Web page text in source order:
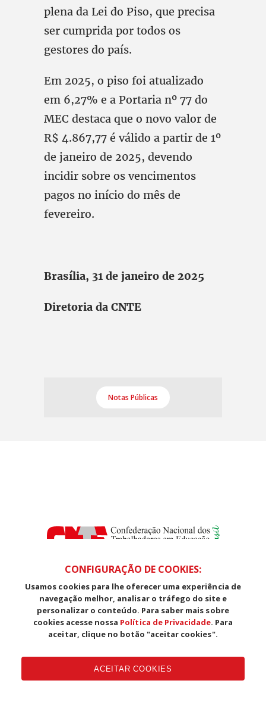
plena da Lei do Piso, que precisa
ser cumprida por todos os
gestores do país.
Em 2025, o piso foi atualizado
em 6,27% e a Portaria nº 77 do
MEC destaca que o novo valor de
R$ 4.867,77 é válido a partir de 1º
de janeiro de 2025, devendo
incidir sobre os vencimentos
pagos no início do mês de
fevereiro.
Brasília, 31 de janeiro de 2025
Diretoria da CNTE
Notas Públicas
SDS, Edifício Venâncio III, Salas 101/106
CEP: 70393-902 - Brasília - DF
Telefone (61) 3225-1003 - E-mail cnte@cnte.org.br
Trabalhadores(as) na Base
CONFIGURAÇÃO DE COOKIES:
Usamos cookies para lhe oferecer uma experiência de
navegação melhor, analisar o tráfego do site e
personalizar o conteúdo. Para saber mais sobre
cookies acesse nossa Política de Privacidade. Para
aceitar, clique no botão "aceitar cookies".
ACEITAR COOKIES